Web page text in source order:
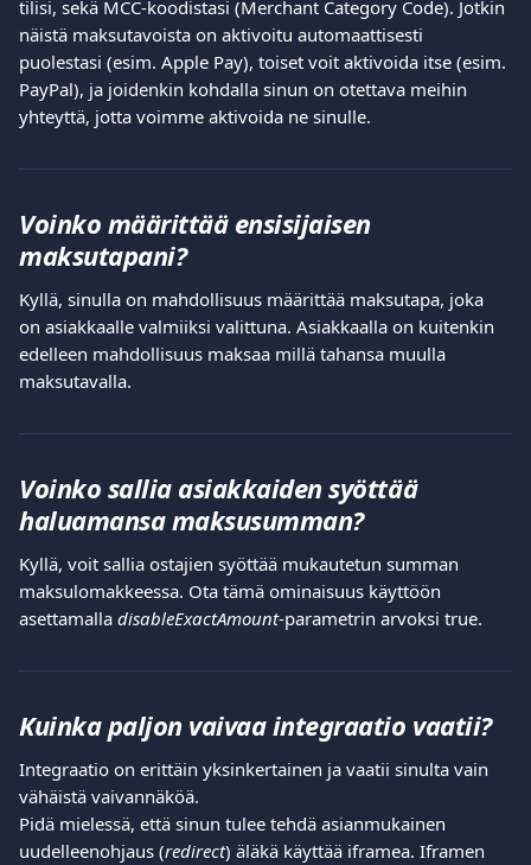
tilisi, sekä MCC-koodistasi (Merchant Category Code). Jotkin
näistä maksutavoista on aktivoitu automaattisesti
puolestasi (esim. Apple Pay), toiset voit aktivoida itse (esim.
PayPal), ja joidenkin kohdalla sinun on otettava meihin
yhteyttä, jotta voimme aktivoida ne sinulle.
Voinko määrittää ensisijaisen
maksutapani?
Kyllä, sinulla on mahdollisuus määrittää maksutapa, joka
on asiakkaalle valmiiksi valittuna. Asiakkaalla on kuitenkin
edelleen mahdollisuus maksaa millä tahansa muulla
maksutavalla.
Voinko sallia asiakkaiden syöttää
haluamansa maksusumman?
Kyllä, voit sallia ostajien syöttää mukautetun summan
maksulomakkeessa. Ota tämä ominaisuus käyttöön
asettamalla disableExactAmount-parametrin arvoksi true.
Kuinka paljon vaivaa integraatio vaatii?
Integraatio on erittäin yksinkertainen ja vaatii sinulta vain
vähäistä vaivannäköä.
Pidä mielessä, että sinun tulee tehdä asianmukainen
uudelleenohjaus (redirect) äläkä käyttää iframea. Iframen